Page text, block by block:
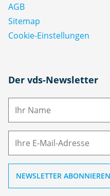
AGB
Sitemap
Cookie-Einstellungen
Der vds-Newsletter
N
M